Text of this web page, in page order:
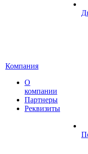
Компания
О
компании
Партнеры
Реквизиты